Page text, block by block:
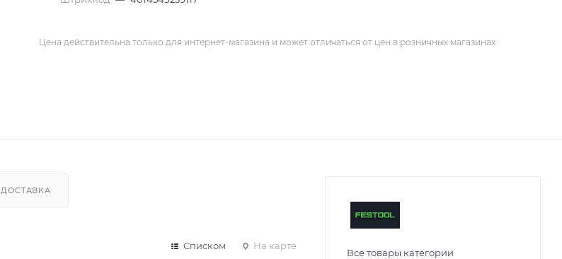
Цена действительна только для интернет-магазина и может отличаться от цен в розничных магазинах
ДОСТАВКА
Списком На карте
Все товары категории